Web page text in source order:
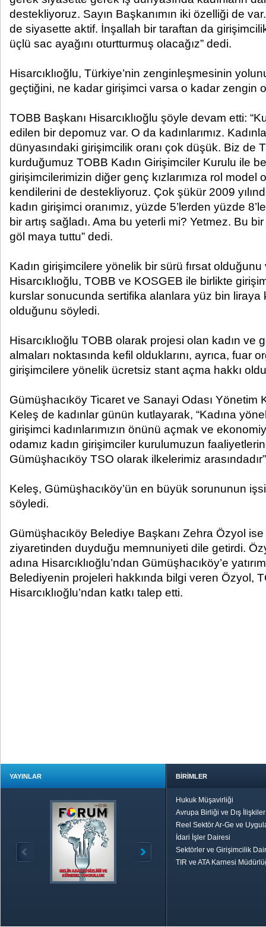
destekliyoruz. Sayın Başkanımın iki özelliği de
de siyasette aktif. İnşallah bir taraftan da
üçlü sac ayağını oturtturmuş olacağız” dedi.
Hisarcıklıoğlu, Türkiye’nin zenginleşmesinin
geçtiğini, ne kadar girişimci varsa o kadar zengin
TOBB Başkanı Hisarcıklıoğlu şöyle devam etti:
edilen bir depomuz var. O da kadınlarımız.
dünyasındaki girişimcilik oranı çok düşük. Biz de
kurduğumuz TOBB Kadın Girişimciler Kurulu ile
girişimcilerimizin diğer genç kızlarımıza rol model
kendilerini de destekliyoruz. Çok şükür 2009
kadın girişimci oranımız, yüzde 5’lerden yüzde
bir artış sağladı. Ama bu yeterli mi? Yetmez. Bu
göl maya tuttu” dedi.
Kadın girişimcilere yönelik bir sürü fırsat
Hisarcıklıoğlu, TOBB ve KOSGEB ile birlikte
kurslar sonucunda sertifika alanlara yüz bin liraya
olduğunu söyledi.
Hisarcıklıoğlu TOBB olarak projesi olan kadın ve
almaları noktasında kefil olduklarını, ayrıca, fuar
girişimcilere yönelik ücretsiz stant açma hakkı
Gümüşhacıköy Ticaret ve Sanayi Odası Yönetim
Keleş de kadınlar günün kutlayarak, “Kadına
girişimci kadınlarımızın önünü açmak ve
odamız kadın girişimciler kurulumuzun
Gümüşhacıköy TSO olarak ilkelerimiz
Keleş, Gümüşhacıköy’ün en büyük sorununun
söyledi.
Gümüşhacıköy Belediye Başkanı Zehra Özyol ise
ziyaretinden duyduğu memnuniyeti dile getirdi.
adına Hisarcıklıoğlu’ndan Gümüşhacıköy’e
Belediyenin projeleri hakkında bilgi veren Özyol,
Hisarcıklıoğlu’ndan katkı talep etti.
YAYINLAR BİRİMLER
Hukuk Müşavirliği
Avrupa Birliği ve Dış
Reel Sektör Ar-Ge ve
İdari İşler Dairesi
Sektörler ve Girişimcilik
TIR ve ATA Karnesi